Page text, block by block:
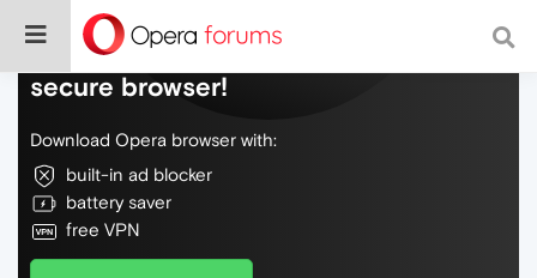
Do more on the web, with a fast and
secure browser!
Download Opera browser with:
built-in ad blocker
battery saver
free VPN